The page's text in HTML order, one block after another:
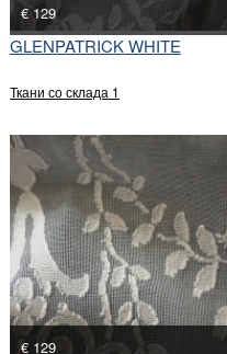
€ 129
GLENPATRICK WHITE
Ткани со склада 1
€ 129